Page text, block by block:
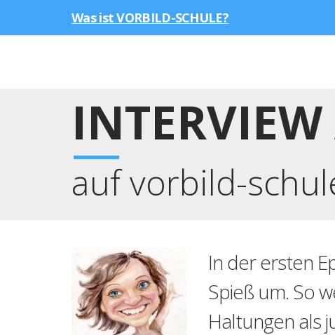
Was ist VORBILD-SCHULE?
auf vorbild-
In der ersten
Spieß um. So
Haltungen als